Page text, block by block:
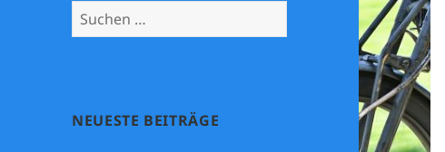
Suchen
nach:
NEUESTE BEITRÄGE